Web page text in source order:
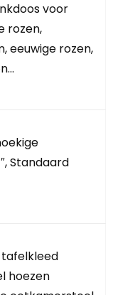
voor
rozen,
eeuwige rozen,
Standaard
hoezen